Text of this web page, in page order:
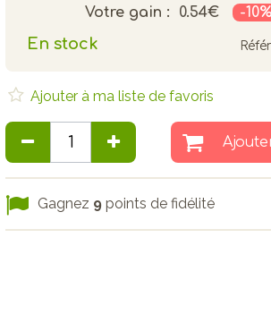
Votre gain : 0.54€ -10%
En stock
Ajouter à ma liste de favoris
Gagnez 9 points de fidélité